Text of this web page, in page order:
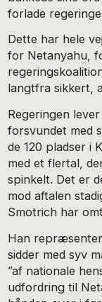
forlade
Dette har hele
for Netanyahu,
langtfra sikkert,
Regeringen
forsvundet med
de 120 pladser i
med et flertal,
spinkelt. Det er
mod aftalen
Smotrich har
Han
sidder med syv
”af nationale
udfordring til